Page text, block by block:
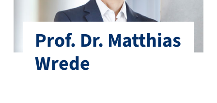
Prof. Dr. Matthias
Wrede